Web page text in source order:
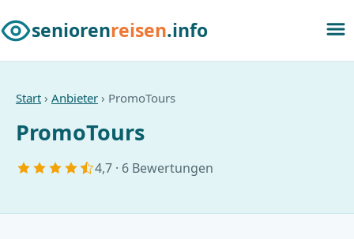
seniorenreisen.info
Start › Anbieter › PromoTours
PromoTours
4,7 · 6 Bewertungen